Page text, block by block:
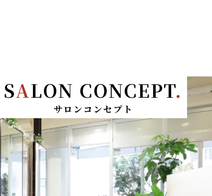
SALON CONCEPT.
サロンコンセプト